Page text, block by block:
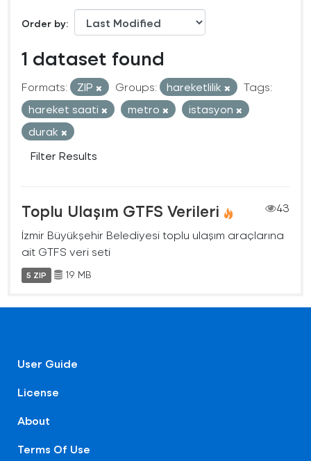
Order by
1 dataset found
Formats: ZIP Groups: hareketlilik
Tags:
hareket saati
metro
istasyon
durak
Filter Results
Toplu Ulaşım GTFS Verileri
43
İzmir Büyükşehir Belediyesi toplu ulaşım araçlarına
ait GTFS veri seti
5 ZIP 19 MB
User Guide
License
About
Terms Of Use